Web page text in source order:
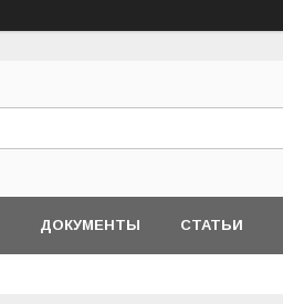
ДОКУМЕНТЫ СТАТЬИ